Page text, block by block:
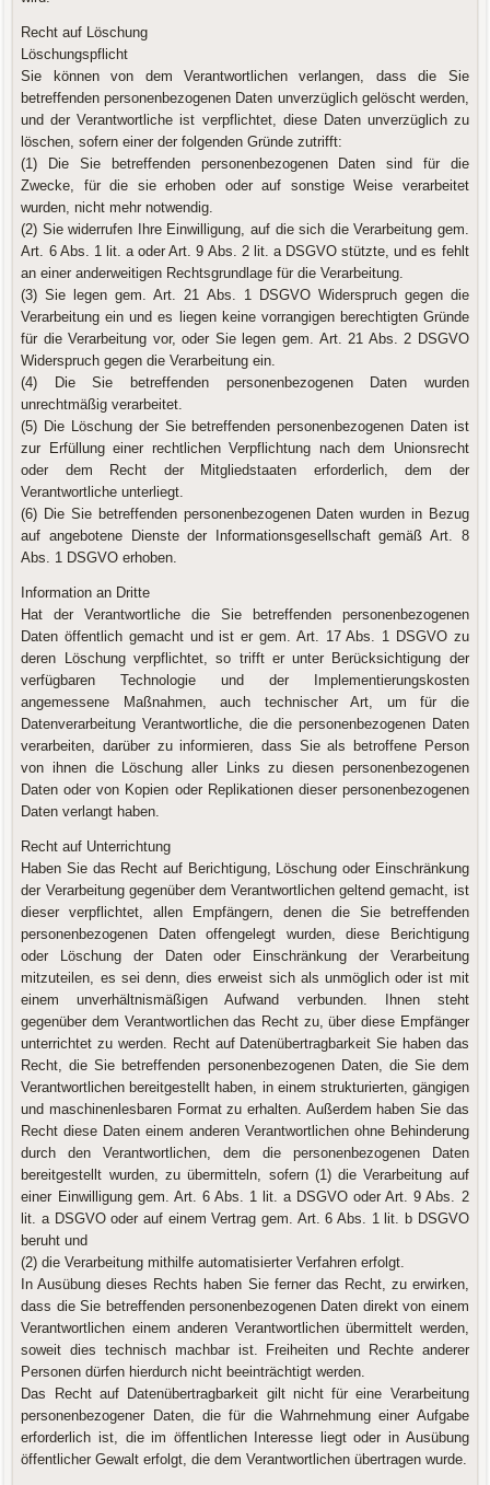
Recht auf Löschung
Löschungspflicht
Sie können von dem Verantwortlichen verlangen, dass die Sie
betreffenden personenbezogenen Daten unverzüglich gelöscht werden,
und der Verantwortliche ist verpflichtet, diese Daten unverzüglich zu
löschen, sofern einer der folgenden Gründe zutrifft:
(1) Die Sie betreffenden personenbezogenen Daten sind für die
Zwecke, für die sie erhoben oder auf sonstige Weise verarbeitet
wurden, nicht mehr notwendig.
(2) Sie widerrufen Ihre Einwilligung, auf die sich die Verarbeitung gem.
Art. 6 Abs. 1 lit. a oder Art. 9 Abs. 2 lit. a DSGVO stützte, und es fehlt
an einer anderweitigen Rechtsgrundlage für die Verarbeitung.
(3) Sie legen gem. Art. 21 Abs. 1 DSGVO Widerspruch gegen die
Verarbeitung ein und es liegen keine vorrangigen berechtigten Gründe
für die Verarbeitung vor, oder Sie legen gem. Art. 21 Abs. 2 DSGVO
Widerspruch gegen die Verarbeitung ein.
(4) Die Sie betreffenden personenbezogenen Daten wurden
unrechtmäßig verarbeitet.
(5) Die Löschung der Sie betreffenden personenbezogenen Daten ist
zur Erfüllung einer rechtlichen Verpflichtung nach dem Unionsrecht
oder dem Recht der Mitgliedstaaten erforderlich, dem der
Verantwortliche unterliegt.
(6) Die Sie betreffenden personenbezogenen Daten wurden in Bezug
auf angebotene Dienste der Informationsgesellschaft gemäß Art. 8
Abs. 1 DSGVO erhoben.
Information an Dritte
Hat der Verantwortliche die Sie betreffenden personenbezogenen
Daten öffentlich gemacht und ist er gem. Art. 17 Abs. 1 DSGVO zu
deren Löschung verpflichtet, so trifft er unter Berücksichtigung der
verfügbaren Technologie und der Implementierungskosten
angemessene Maßnahmen, auch technischer Art, um für die
Datenverarbeitung Verantwortliche, die die personenbezogenen Daten
verarbeiten, darüber zu informieren, dass Sie als betroffene Person
von ihnen die Löschung aller Links zu diesen personenbezogenen
Daten oder von Kopien oder Replikationen dieser personenbezogenen
Daten verlangt haben.
Recht auf Unterrichtung
Haben Sie das Recht auf Berichtigung, Löschung oder Einschränkung
der Verarbeitung gegenüber dem Verantwortlichen geltend gemacht, ist
dieser verpflichtet, allen Empfängern, denen die Sie betreffenden
personenbezogenen Daten offengelegt wurden, diese Berichtigung
oder Löschung der Daten oder Einschränkung der Verarbeitung
mitzuteilen, es sei denn, dies erweist sich als unmöglich oder ist mit
einem unverhältnismäßigen Aufwand verbunden. Ihnen steht
gegenüber dem Verantwortlichen das Recht zu, über diese Empfänger
unterrichtet zu werden. Recht auf Datenübertragbarkeit Sie haben das
Recht, die Sie betreffenden personenbezogenen Daten, die Sie dem
Verantwortlichen bereitgestellt haben, in einem strukturierten, gängigen
und maschinenlesbaren Format zu erhalten. Außerdem haben Sie das
Recht diese Daten einem anderen Verantwortlichen ohne Behinderung
durch den Verantwortlichen, dem die personenbezogenen Daten
bereitgestellt wurden, zu übermitteln, sofern (1) die Verarbeitung auf
einer Einwilligung gem. Art. 6 Abs. 1 lit. a DSGVO oder Art. 9 Abs. 2
lit. a DSGVO oder auf einem Vertrag gem. Art. 6 Abs. 1 lit. b DSGVO
beruht und
(2) die Verarbeitung mithilfe automatisierter Verfahren erfolgt.
In Ausübung dieses Rechts haben Sie ferner das Recht, zu erwirken,
dass die Sie betreffenden personenbezogenen Daten direkt von einem
Verantwortlichen einem anderen Verantwortlichen übermittelt werden,
soweit dies technisch machbar ist. Freiheiten und Rechte anderer
Personen dürfen hierdurch nicht beeinträchtigt werden.
Das Recht auf Datenübertragbarkeit gilt nicht für eine Verarbeitung
personenbezogener Daten, die für die Wahrnehmung einer Aufgabe
erforderlich ist, die im öffentlichen Interesse liegt oder in Ausübung
öffentlicher Gewalt erfolgt, die dem Verantwortlichen übertragen wurde.